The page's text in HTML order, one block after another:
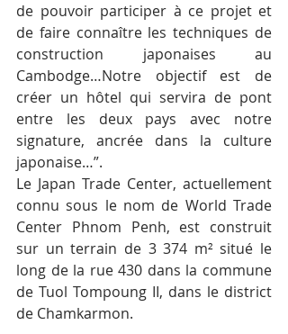
de pouvoir participer à ce projet et
de faire connaître les techniques de
construction japonaises au
Cambodge…Notre objectif est de
créer un hôtel qui servira de pont
entre les deux pays avec notre
signature, ancrée dans la culture
japonaise…”.
Le Japan Trade Center, actuellement
connu sous le nom de World Trade
Center Phnom Penh, est construit
sur un terrain de 3 374 m² situé le
long de la rue 430 dans la commune
de Tuol Tompoung II, dans le district
de Chamkarmon.